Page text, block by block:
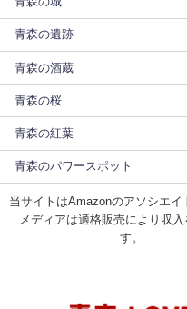
青森の遺跡
青森の酒蔵
青森の桜
青森の紅葉
青森のパワースポット
当サイトはAmazonのアソシエイ
メディアは適格販売により収入
す。